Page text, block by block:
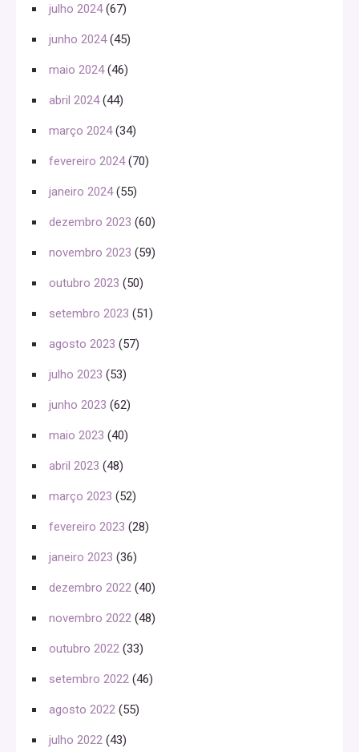
julho 2024(67)
junho 2024(45)
maio 2024(46)
abril 2024(44)
março 2024(34)
fevereiro 2024(70)
janeiro 2024(55)
dezembro 2023 (60)
novembro 2023 (59)
outubro 2023 (50)
setembro 2023 (51)
agosto 2023 (57)
julho 2023 (53)
junho 2023 (62)
maio 2023 (40)
abril 2023 (48)
março 2023 (52)
fevereiro 2023 (28)
janeiro 2023 (36)
dezembro 2022 (40)
novembro 2022 (48)
outubro 2022 (33)
setembro 2022 (46)
agosto 2022 (55)
julho 2022 (43)